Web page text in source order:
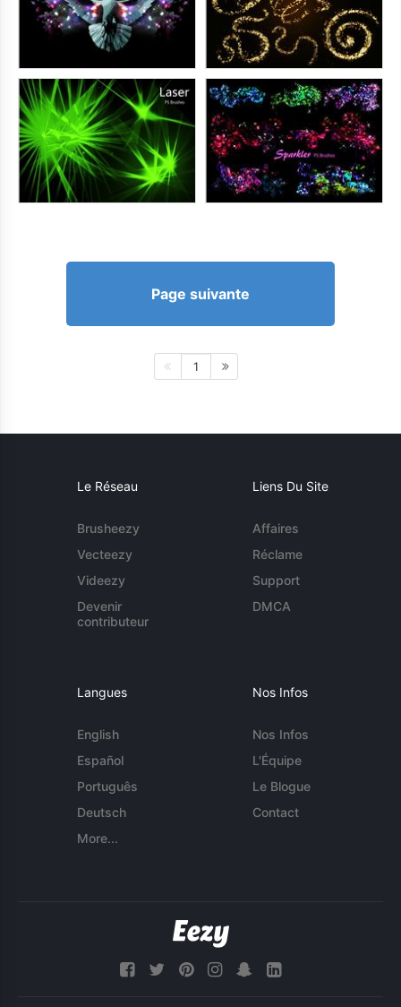
Page suivante
1
Le Réseau
Brusheezy
Vecteezy
Videezy
Devenir
contributeur
Liens Du Site
Affaires
Réclame
Support
DMCA
Langues
English
Español
Português
Deutsch
More...
Nos Infos
Nos Infos
L'Équipe
Le Blogue
Contact